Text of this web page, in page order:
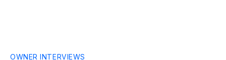
OWNER INTERVIEWS